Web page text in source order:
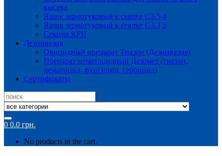
высева
Ящик зернотуковый к сеялке СЗ-5,4
Ящик зернотуковый к сеялке СЗ-3,6
Секция КРН
Дезинвазия
Овицидный препарат Тиазон (Дезинвазия)
Препарат нематоцидный Дазомет (тиазон,
нематоцид, фунгицид, гербицид)
Сертификаты
Search
for:
0 0.0 грн.
No products in the cart.